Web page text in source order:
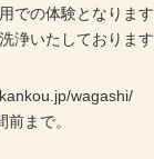
での体験となります
浄いたしております
wagashi/
まで。